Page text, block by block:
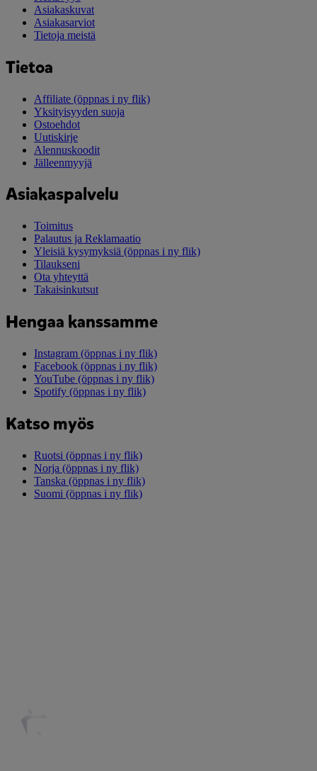
Asiakaskuvat
Asiakasarviot
Tietoja meistä
Tietoa
Affiliate (öppnas i ny flik)
Yksityisyyden suoja
Ostoehdot
Uutiskirje
Alennuskoodit
Jälleenmyyjä
Asiakaspalvelu
Toimitus
Palautus ja Reklamaatio
Yleisiä kysymyksiä (öppnas i ny flik)
Tilaukseni
Ota yhteyttä
Takaisinkutsut
Hengaa kanssamme
Instagram (öppnas i ny flik)
Facebook (öppnas i ny flik)
YouTube (öppnas i ny flik)
Spotify (öppnas i ny flik)
Katso myös
Ruotsi (öppnas i ny flik)
Norja (öppnas i ny flik)
Tanska (öppnas i ny flik)
Suomi (öppnas i ny flik)